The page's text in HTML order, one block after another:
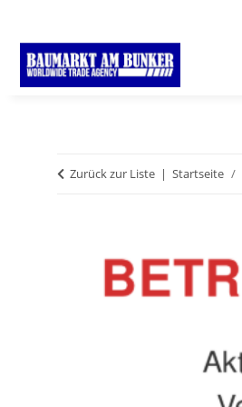
Zurück zur Liste Startseite